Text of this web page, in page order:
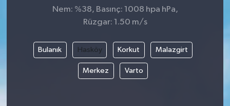
Nem: %38, Basınç: 1008 hpa hPa,
Rüzgar: 1.50 m/s
Bulanık Hasköy Korkut Malazgirt
Merkez Varto